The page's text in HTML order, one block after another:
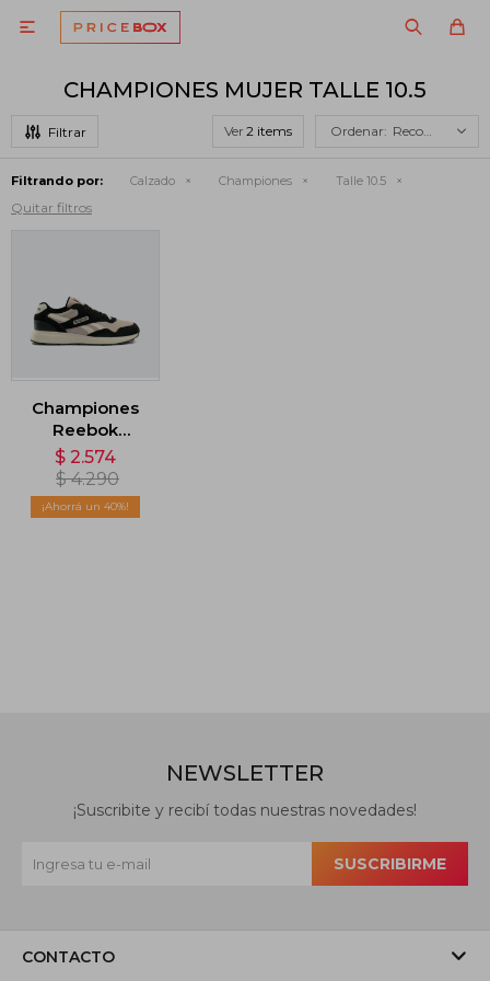

CHAMPIONES MUJER TALLE 10.5
Ver Recomendados
Filtrando por: Calzado Championes Talle 10.5
Quitar filtros
Championes
Reebok
GL1100 - Negro
$ 2.574
$ 4.290
40
CONTACTO
NEWSLETTER
¡Suscribite y recibí todas nuestras novedades!
SUSCRIBIRME